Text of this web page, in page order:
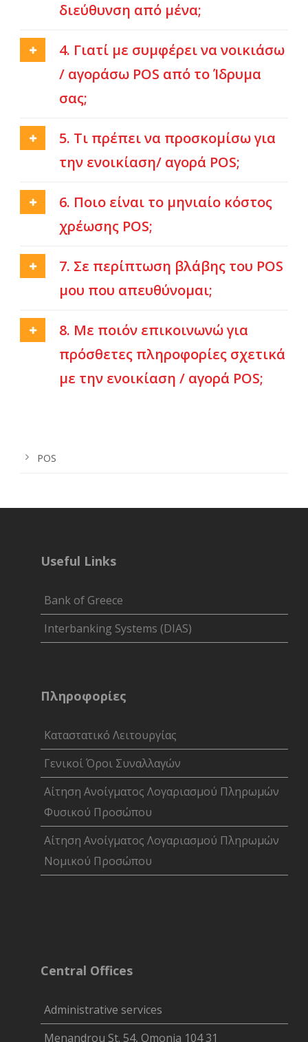
διεύθυνση από μένα;
4. Γιατί με συμφέρει να νοικιάσω
/ αγοράσω POS από το Ίδρυμα
σας;
5. Τι πρέπει να προσκομίσω για
την ενοικίαση/ αγορά POS;
6. Ποιο είναι το μηνιαίο κόστος
χρέωσης POS;
7. Σε περίπτωση βλάβης του POS
μου που απευθύνομαι;
8. Με ποιόν επικοινωνώ για
πρόσθετες πληροφορίες σχετικά
με την ενοικίαση / αγορά POS;
POS
Useful Links
Bank of Greece
Interbanking Systems (DIAS)
Πληροφορίες
Καταστατικό Λειτουργίας
Γενικοί Όροι Συναλλαγών
Αίτηση Ανοίγματος Λογαριασμού Πληρωμών
Φυσικού Προσώπου
Αίτηση Ανοίγματος Λογαριασμού Πληρωμών
Νομικού Προσώπου
Central Offices
Administrative services
Menandrou St. 54, Omonia 104 31